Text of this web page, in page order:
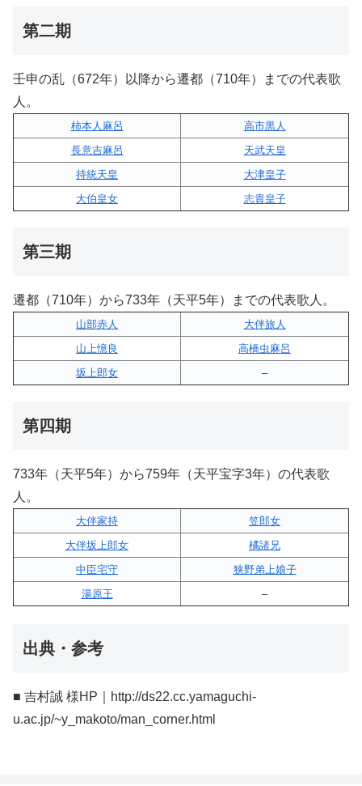
第二期
壬申の乱（672年）以降から遷都（710年）までの代表歌
人。
柿本人麻呂
高市黒人
長意吉麻呂
天武天皇
持統天皇
大津皇子
大伯皇女
志貴皇子
第三期
遷都（710年）から733年（天平5年）までの代表歌人。
山部赤人
大伴旅人
山上憶良
高橋虫麻呂
坂上郎女
–
第四期
733年（天平5年）から759年（天平宝字3年）の代表歌
人。
大伴家持
笠郎女
大伴坂上郎女
橘諸兄
中臣宅守
狭野弟上娘子
湯原王
–
出典・参考
■ 吉村誠 様HP｜http://ds22.cc.yamaguchi-
u.ac.jp/~y_makoto/man_corner.html